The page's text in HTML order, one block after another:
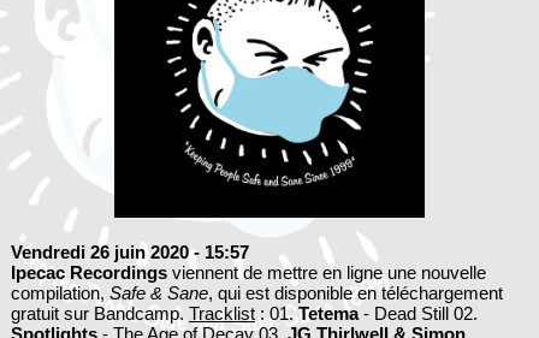
Vendredi 26 juin 2020 - 15:57
Ipecac Recordingsviennent de mettre en ligne une nouvelle
compilation, Safe & Sane, qui est disponible en téléchargement
gratuit sur Bandcamp. Tracklist: 01.Tetema- Dead Still 02.
Spotlights- The Age of Decay 03. JG Thirlwell & Simon